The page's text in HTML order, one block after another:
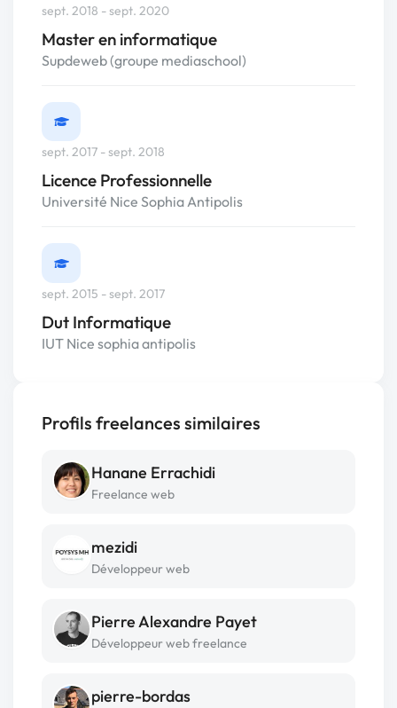
sept. 2018 - sept. 2020
Master en informatique
Supdeweb (groupe mediaschool)
sept. 2017 - sept. 2018
Licence Professionnelle
Université Nice Sophia Antipolis
sept. 2015 - sept. 2017
Dut Informatique
IUT Nice sophia antipolis
Profils freelances similaires
Hanane Errachidi
Freelance web
mezidi
Développeur web
Pierre Alexandre Payet
Développeur web freelance
pierre-bordas